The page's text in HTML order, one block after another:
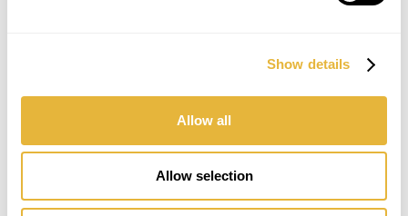
Show details
Allow all
Allow selection